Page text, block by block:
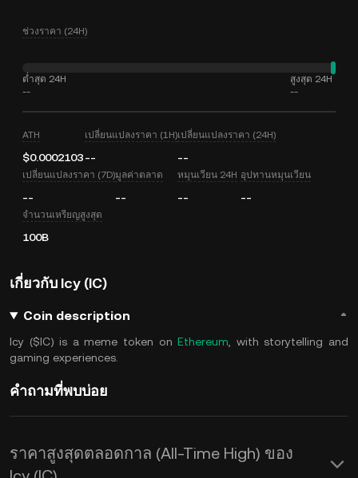
ช่วงราคา (24H)
ต่ำสุด 24H
--
สูงสุด 24H
--
ATH
$0.0002103
เปลี่ยนแปลงราคา (1H)
--
เปลี่ยนแปลงราคา (24H)
--
เปลี่ยนแปลงราคา (7D)
--
มูลค่าตลาด
--
หมุนเวียน 24H
--
อุปทานหมุนเวียน
--
จำนวนเหรียญสูงสุด
100B
เกี่ยวกับ Icy (IC)
Coin description
Icy ($IC) is a meme token onEthereum , with storytelling and
gaming experiences.
คำถามที่พบบ่อย
ราคาสูงสุดตลอดกาล (All-Time High) ของ